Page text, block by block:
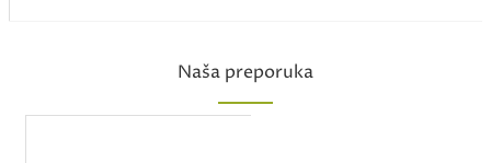
Naša preporuka